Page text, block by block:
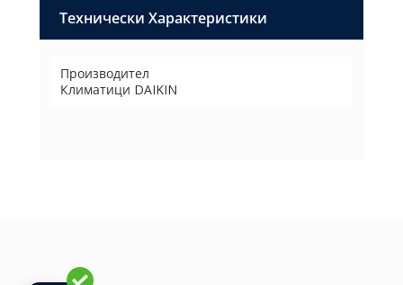
Технически Характеристики
Производител
Климатици DAIKIN